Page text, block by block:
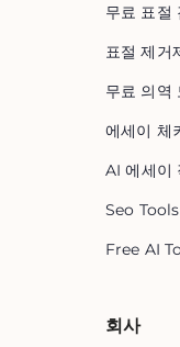
무료 표절
표절 제거
무료 의역
에세이 체
AI 에세이
Seo Tools
Free AI
회사